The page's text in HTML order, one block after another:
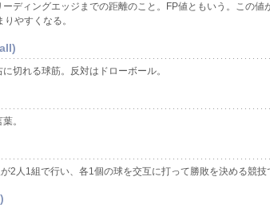
ディングエッジまでの距離のこと。FP値ともいう。この値
やすくなる。
切れる球筋。反対はドローボール。
。
2人1組で行い、各1個の球を交互に打って勝敗を決める競技